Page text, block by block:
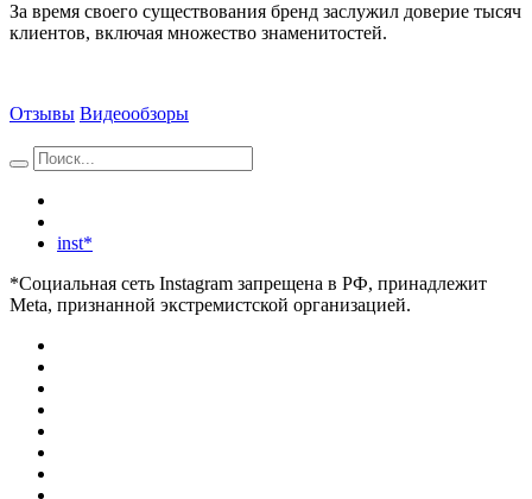
За время своего существования бренд заслужил доверие тысяч
клиентов, включая множество знаменитостей.
Отзывы Видеообзоры
inst*
*Социальная сеть Instagram запрещена в РФ, принадлежит
Meta, признанной экстремистской организацией.